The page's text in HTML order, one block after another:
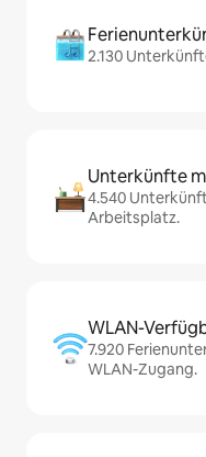
2.130
Unterkünfte
4.540
Arbeitsplatz.
WLAN-
7.920
WLAN-Zugang.